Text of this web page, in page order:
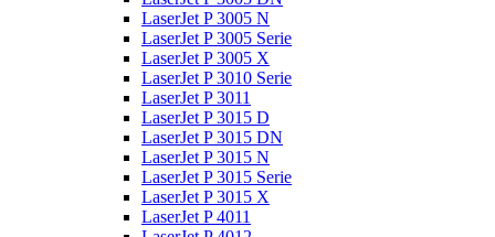
LaserJet P 3005 N
LaserJet P 3005 Serie
LaserJet P 3005 X
LaserJet P 3010 Serie
LaserJet P 3011
LaserJet P 3015 D
LaserJet P 3015 DN
LaserJet P 3015 N
LaserJet P 3015 Serie
LaserJet P 3015 X
LaserJet P 4011